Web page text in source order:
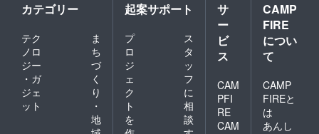
カテゴリー
テク
ノロ
ジー
・ガ
ジェ
ット
ま
ち
づ
く
り
・
地
起案サポート
プ
ロ
ジ
ェ
ク
ト
を
ス
タ
ッ
フ
に
相
談
サ
ー
ビ
ス
CAM
PFI
RE
CAM
CAMP
FIRE
につい
て
CAMP
FIREと
は
あんし